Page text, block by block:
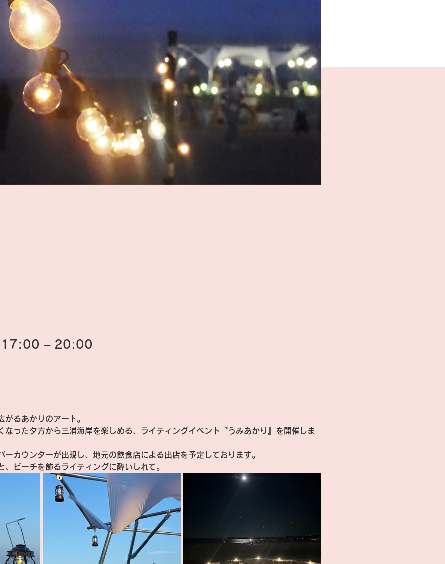
17:00 – 20:00
るあかりのアート。
なった夕方から三浦海岸を楽しめる、ライティングイベント『うみあかり』を開催しま
ーカウンターが出現し、地元の飲食店による出店を予定しております。
、ビーチを飾るライティングに酔いしれて。